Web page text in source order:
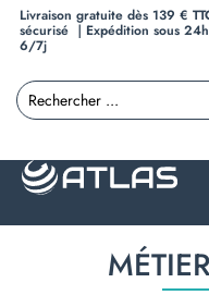
Livraison gratuite dès 139 €
sécurisé ｜Expédition sous
6/7j